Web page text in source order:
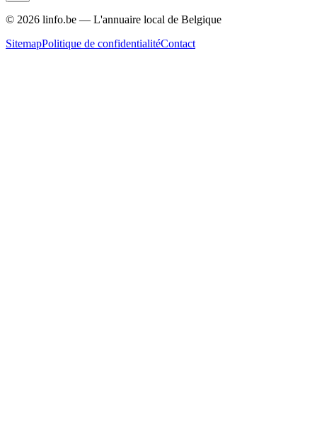
© 2026 linfo.be — L'annuaire local de Belgique
SitemapPolitique de confidentialitéContact